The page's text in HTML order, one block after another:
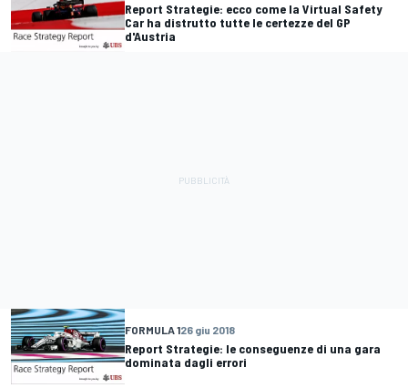
Report Strategie: ecco come la Virtual Safety
Car ha distrutto tutte le certezze del GP
d'Austria
FORMULA 126 giu 2018
Report Strategie: le conseguenze di una gara
dominata dagli errori